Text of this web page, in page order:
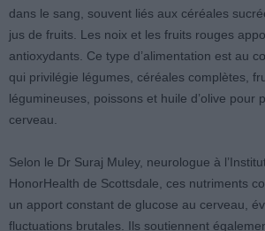
dans le sang, souvent liés aux céréales
jus de fruits. Les noix et les fruits rouges
antioxydants. Ce type d’alimentation est au
qui privilégie légumes, céréales complètes,
légumineuses, poissons et huile d’olive pour
cerveau.
Selon le Dr Suraj Muley, neurologue à
HonorHealth de Scottsdale, ces nutriments
un apport constant de glucose au cerveau,
fluctuations brutales. Ils soutiennent